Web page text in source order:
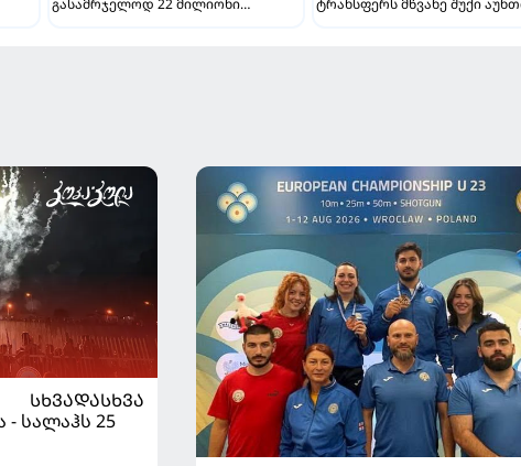
გასამრჯელოდ 22 მილიონი
ტრანსფერს მწვანე შუქი
ᲡᲮᲕᲐᲓᲐᲡᲮᲕᲐ
- სალაჰს 25